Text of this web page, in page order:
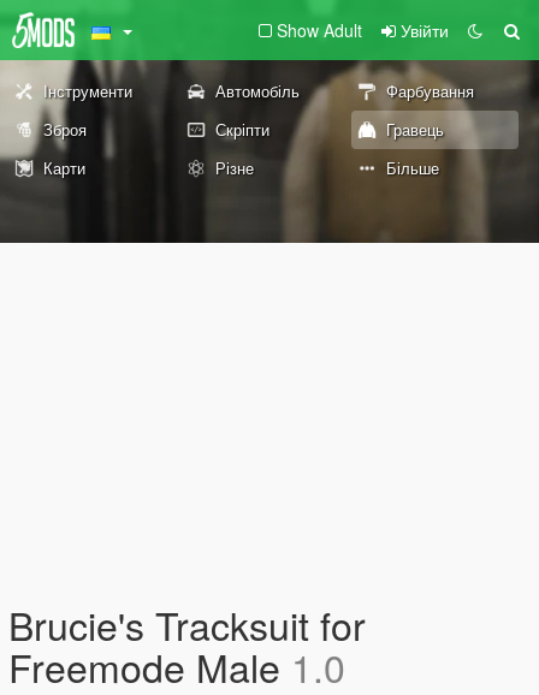
Show Adult Увійти
Інструменти Автомобіль
Фарбування
Зброя
Скріпти
Гравець
Карти
Різне Більше
Brucie's Tracksuit for
Freemode Male 1.0